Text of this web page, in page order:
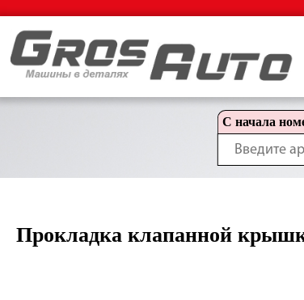
С начала
Прокладка клапанной